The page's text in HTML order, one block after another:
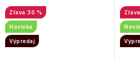
30 %
Novinka
Výpredaj